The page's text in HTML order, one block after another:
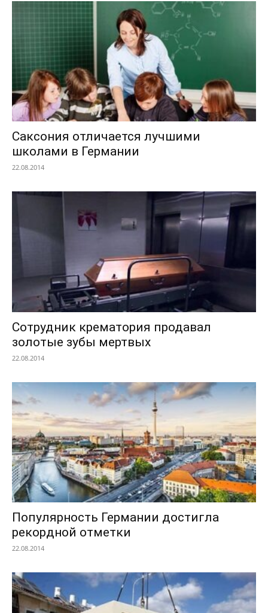
Саксония отличается лучшими
школами в Германии
22.08.2014
Сотрудник крематория продавал
золотые зубы мертвых
22.08.2014
Популярность Германии достигла
рекордной отметки
22.08.2014